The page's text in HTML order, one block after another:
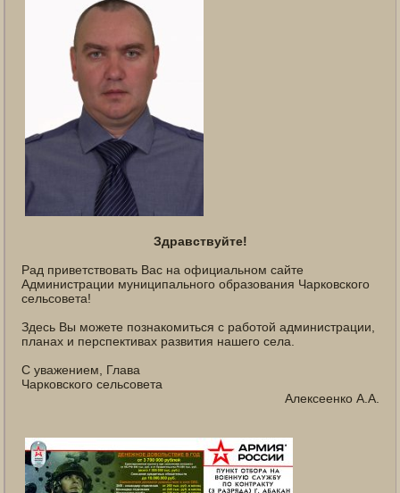
Здравствуйте!
Рад приветствовать Вас на официальном сайте
Администрации муниципального образования Чарковского
сельсовета!
Здесь Вы можете познакомиться с работой администрации,
планах и перспективах развития нашего села.
С уважением, Глава
Чарковского сельсовета
Алексеенко А.А.